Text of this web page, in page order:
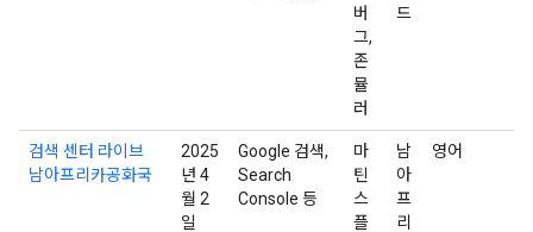
버
그,
존
뮬
러
드
검색 센터 라이브
남아프리카공화국
2025
년 4
월 2
일
Google 검색,
Search
Console 등
마
틴
스
플
남
아
프
리
영어